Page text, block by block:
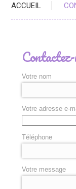
ACCUEIL
Votre nom
Votre adresse e-
Téléphone
Votre message